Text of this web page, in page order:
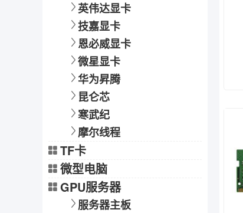
英伟达显卡
技嘉显卡
恩必威显卡
微星显卡
华为昇腾
昆仑芯
寒武纪
摩尔线程
TF卡
微型电脑
GPU服务器
服务器主板